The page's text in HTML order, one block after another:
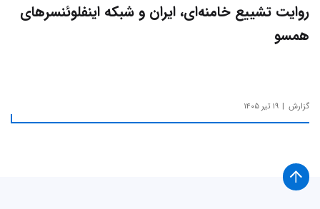
روایت تشییع خامنه‌ای، ایران و شبکه اینفلوئنسرهای
همسو
گزارش ۱۹ تیر ۱۴۰۵